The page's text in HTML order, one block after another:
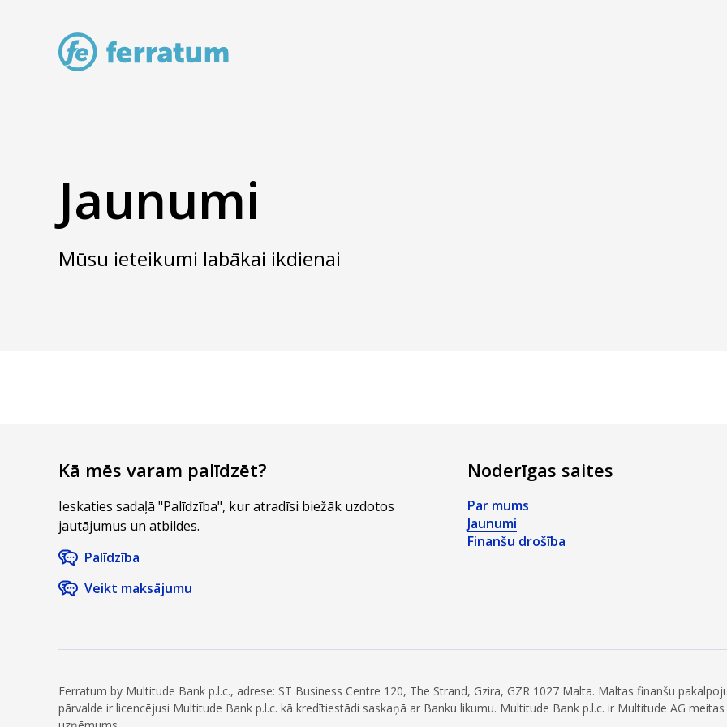
Jaunumi
Mūsu ieteikumi labākai ikdienai
Kā mēs varam palīdzēt?
Ieskaties sadaļā "Palīdzība", kur atradīsi biežāk uzdotos
jautājumus un atbildes.
Palīdzība
Veikt maksājumu
Noderīgas saites
Par mums
Jaunumi
Finanšu drošība
Ferratum by Multitude Bank p.l.c., adrese: ST Business Centre 120, The Strand, Gzira, GZR 1027 Malta. Maltas finanšu
pārvalde ir licencējusi Multitude Bank p.l.c. kā kredītiestādi saskaņā ar Banku likumu. Multitude Bank p.l.c. ir Multitude AG meitas